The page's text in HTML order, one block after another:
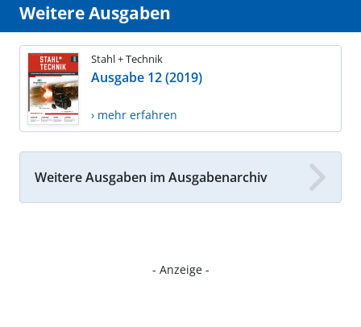
Weitere Ausgaben
Stahl + Technik
Ausgabe 12 (2019)
› mehr erfahren
Weitere Ausgaben im Ausgabenarchiv
- Anzeige -